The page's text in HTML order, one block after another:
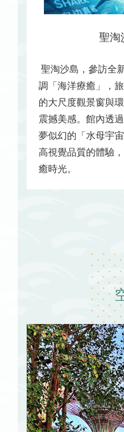
聖淘
聖淘沙島，參訪全
調「海洋療癒」，
的大尺度觀景窗與
震撼美感。館內透
夢似幻的「水母宇
高視覺品質的體驗
癒時光。